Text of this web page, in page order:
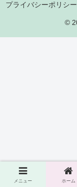
プライバシーポリシ
©
メニュー ホーム